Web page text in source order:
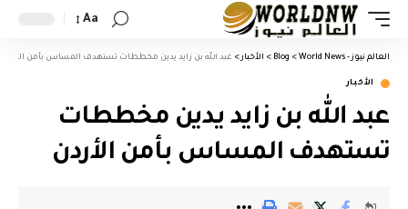
Aa
العالم نيوز - World News >
Blog
> الأخبار > عبد الله بن زايد يدين مخططات تستهدف المساس بأمن الأردن
الأخبار
عبد الله بن زايد يدين مخططات
تستهدف المساس بأمن الأردن